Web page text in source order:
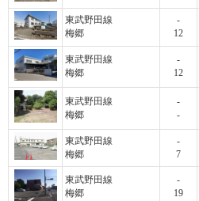
東武野田線
梅郷
-
12
東武野田線
梅郷
-
12
東武野田線
梅郷
-
-
東武野田線
梅郷
-
7
東武野田線
梅郷
-
19